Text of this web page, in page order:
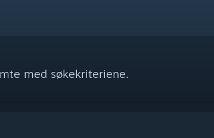
med søkekriteriene.